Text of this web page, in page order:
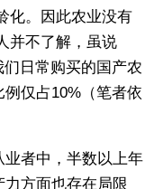
化。因此农业没有
并不了解，虽说
日常购买的国产农
仅占10%（笔者依
者中，半数以上年
方面也存在局限